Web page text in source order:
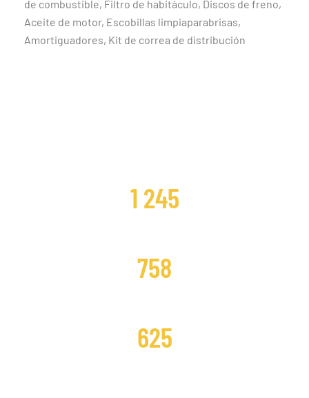
de combustible, Filtro de habitáculo, Discos de freno,
Aceite de motor, Escobillas limpiaparabrisas,
Amortiguadores, Kit de correa de distribución
1 245
758
625